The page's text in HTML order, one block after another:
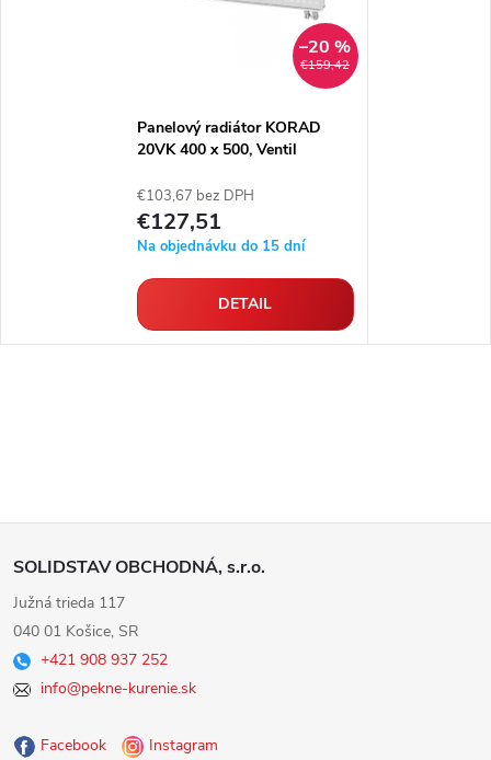
€159,42
–20 %
Panelový radiátor KORAD
20VK 400 x 500, Ventil
€103,67 bez DPH
€127,51
Na objednávku do 15 dní
DETAIL
Z
á
p
ä
SOLIDSTAV OBCHODNÁ, s.r.o.
Južná trieda 117
040 01 Košice, SR
+421 908 937 252
info@pekne-kurenie.sk
Facebook Instagram